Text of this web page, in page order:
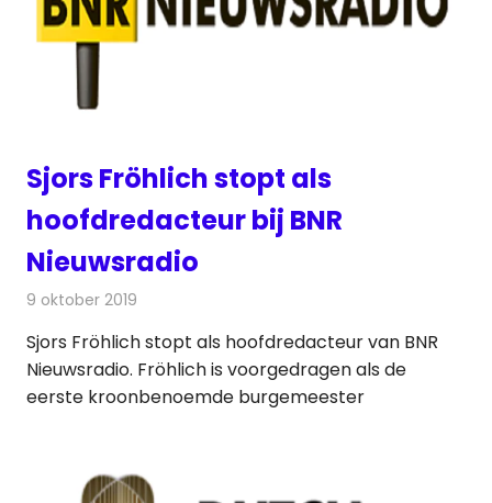
Sjors Fröhlich stopt als
hoofdredacteur bij BNR
Nieuwsradio
9 oktober 2019
Sjors Fröhlich stopt als hoofdredacteur van BNR
Nieuwsradio. Fröhlich is voorgedragen als de
eerste kroonbenoemde burgemeester